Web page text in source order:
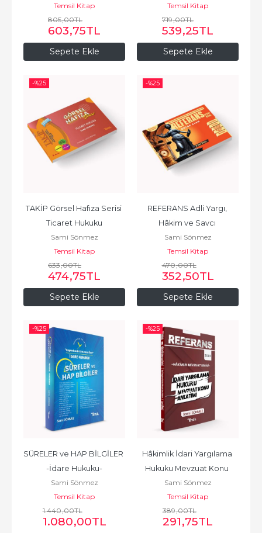
Sepete Ekle
Bankası
Temsil Kitap
805,00TL
603,75TL
Sepete Ekle
Temsil Kitap
719,00TL
539,25TL
-%25
Sepete Ekle
TAKİP Görsel Hafıza Serisi
Ticaret Hukuku
Sami Sönmez
Temsil Kitap
633,00TL
474,75TL
-%25
Sepete Ekle
REFERANS Adli Yargı,
Hâkim ve Savcı
Yardımcılığı Süreler Kitabı
Sami Sönmez
Temsil Kitap
470,00TL
352,50TL
-%25
SÜRELER ve HAP BİLGİLER
-İdare Hukuku-
Sami Sönmez
Temsil Kitap
1.440,00TL
1.080,00TL
-%25
Hâkimlik İdari Yargılama
Hukuku Mevzuat Konu
Anlatımı
Sami Sönmez
Temsil Kitap
389,00TL
291,75TL